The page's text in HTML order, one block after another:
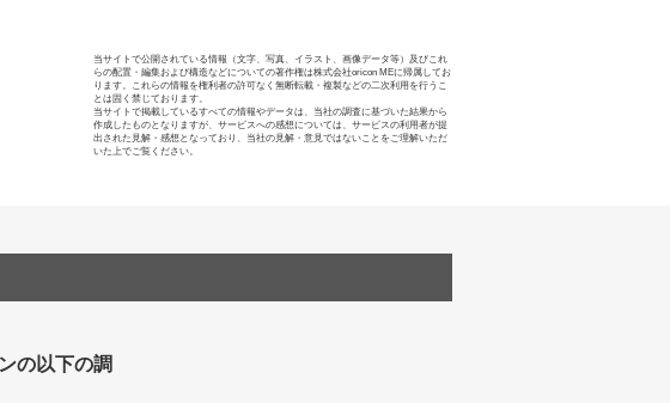
当サイトで公開されている情報（文字、写真、イラスト、画像データ等）及びこれ
らの配置・編集および構造などについての著作権は株式会社oricon MEに帰属してお
ります。これらの情報を権利者の許可なく無断転載・複製などの二次利用を行うこ
とは固く禁じております。
当サイトで掲載しているすべての情報やデータは、当社の調査に基づいた結果から
作成したものとなりますが、サービスへの感想については、サービスの利用者が提
出された見解・感想となっており、当社の見解・意見ではないことをご理解いただ
いた上でご覧ください。
の以下の調